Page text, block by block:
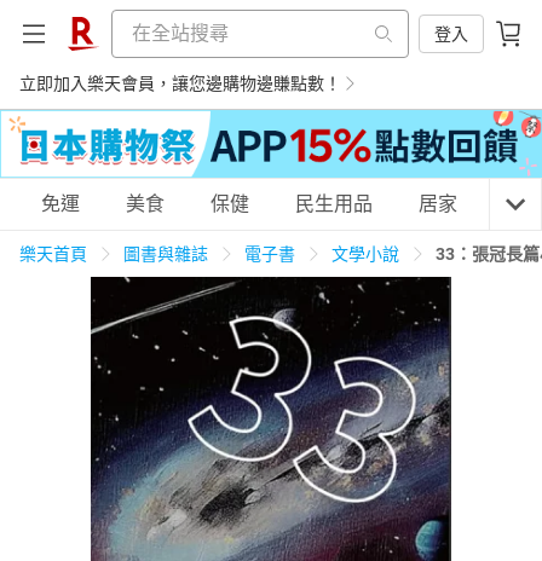
登入
立即加入樂天會員，讓您邊購物邊賺點數！
購物網分類
天天免運 美食蛋糕 養生保健 民生用品
居家生活 3C家電 運動休閒 親子玩具
女裝 男裝 化妝保養 情趣用品
免運 美食 保健 民生用品 居家 3C
樂天首頁 圖書與雜誌 電子書 文學小說 33：張冠長